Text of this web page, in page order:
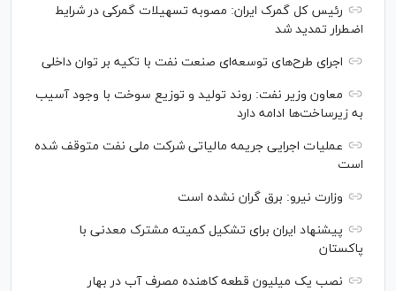
رئیس کل گمرک ایران: مصوبه تسهیلات گمرکی در شرایط
اضطرار تمدید شد
اجرای طرح‌های توسعه‌ای صنعت نفت با تکیه بر توان داخلی
معاون وزیر نفت: روند تولید و توزیع سوخت با وجود آسیب
به زیرساخت‌ها ادامه دارد
عملیات اجرایی جریمه مالیاتی شرکت ملی نفت متوقف شده
است
وزارت نیرو: برق گران نشده است
پیشنهاد ایران برای تشکیل کمیته مشترک معدنی با
پاکستان
نصب یک میلیون قطعه کاهنده مصرف آب در بهار